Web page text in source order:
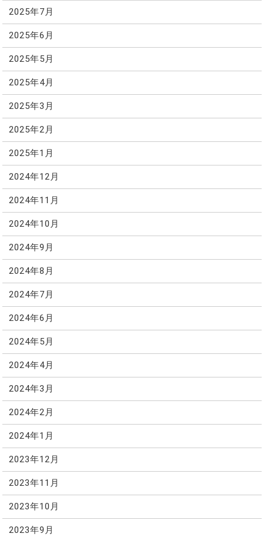
2025年7月
2025年6月
2025年5月
2025年4月
2025年3月
2025年2月
2025年1月
2024年12月
2024年11月
2024年10月
2024年9月
2024年8月
2024年7月
2024年6月
2024年5月
2024年4月
2024年3月
2024年2月
2024年1月
2023年12月
2023年11月
2023年10月
2023年9月